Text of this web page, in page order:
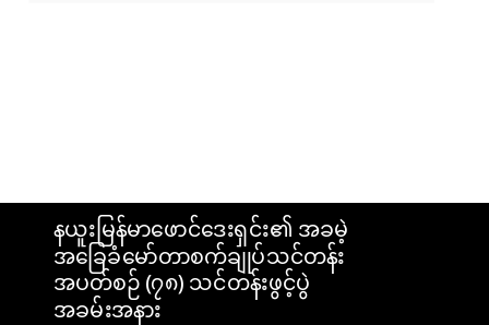
နယူးမြန်မာဖောင်ဒေးရှင်း၏ အခမဲ့
အခြေခံမော်တာစက်ချုပ်သင်တန်း
အပတ်စဉ် (၇၈) သင်တန်းဖွင့်ပွဲ
အခမ်းအနား